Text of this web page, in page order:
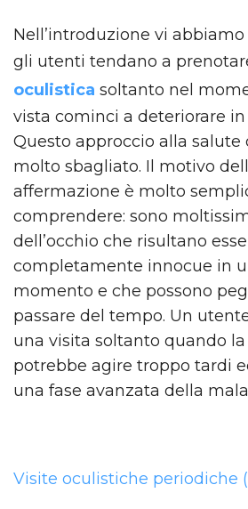
Nell’introduzione vi
gli utenti tendano a
oculistica soltanto nel
vista cominci a deteriorare
Questo approccio alla salute
molto sbagliato. Il motivo
affermazione è molto
comprendere: sono
dell’occhio che risultano
completamente innocue in
momento e che possono
passare del tempo. Un
una visita soltanto quando la
potrebbe agire troppo tardi
una fase avanzata della
Visite oculistiche periodiche